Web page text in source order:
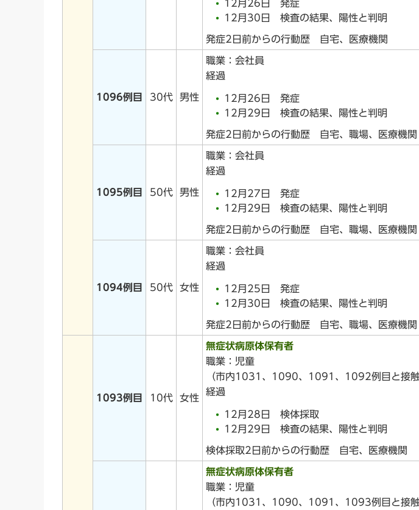
12月26日 発症
12月30日 検査の結果、陽性と判明
発症2日前からの行動歴 自宅、医療機関
1096例目 30代 男性
職業：会社員
経過
12月26日 発症
12月29日 検査の結果、陽性と判明
発症2日前からの行動歴 自宅、職場、医療機関
1095例目 50代 男性
職業：会社員
経過
12月27日 発症
12月29日 検査の結果、陽性と判明
発症2日前からの行動歴 自宅、職場、医療機関
1094例目 50代 女性
職業：会社員
経過
12月25日 発症
12月30日 検査の結果、陽性と判明
発症2日前からの行動歴 自宅、職場、医療機関
1093例目 10代 女性
無症状病原体保有者
職業：児童
（市内1031、1090、1091、1092例目と接触
経過
12月28日 検体採取
12月29日 検査の結果、陽性と判明
検体採取2日前からの行動歴 自宅、医療機関
無症状病原体保有者
職業：児童
（市内1031、1090、1091、1093例目と接触